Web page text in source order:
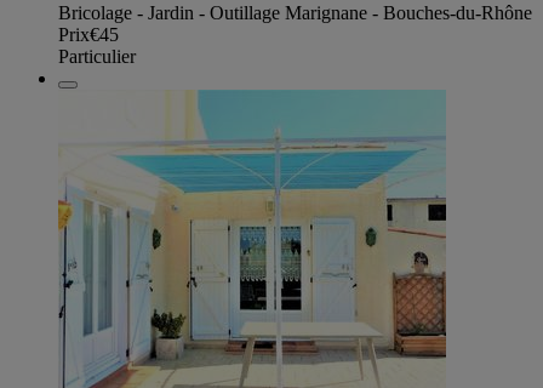
Bricolage - Jardin - Outillage Marignane - Bouches-du-Rhône
Prix€45
Particulier